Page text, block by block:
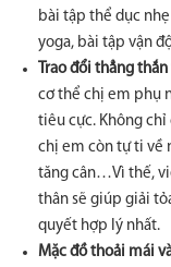
bài tập thể dục
yoga, bài tập vận
Trao đổi thẳng
cơ thể chị em phụ
tiêu cực. Không chỉ
chị em còn tự ti về
tăng cân…Vì thế,
thân sẽ giúp giải
quyết hợp lý nhất.
Mặc đồ thoải mái